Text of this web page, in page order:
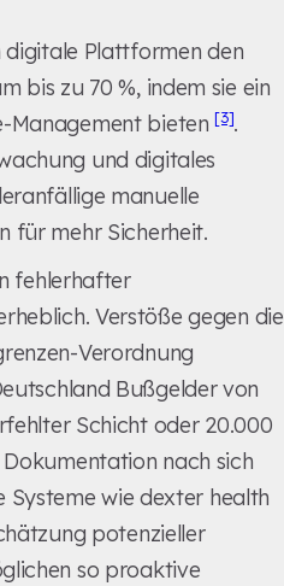
digitale Plattformen den
bis zu 70 %, indem sie ein
Management bieten[3].
und digitales
manuelle
für mehr Sicherheit.
fehlerhafter
Verstöße gegen die
Verordnung
Bußgelder von
Schicht oder 20.000
nach sich
Systeme wie dexter health
potenzieller
so proaktive